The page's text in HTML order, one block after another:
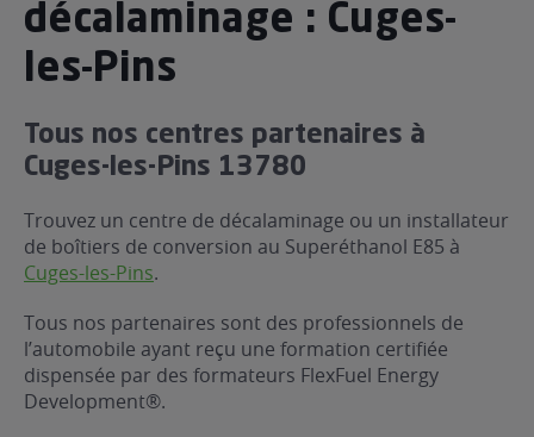
le Décalaminage
?
du carburant avec
le Superéthanol
garagiste
décalaminage : Cuges-
les-Pins
Tous nos centres partenaires à
Cuges-les-Pins 13780
Trouvez un centre de décalaminage ou un installateur
de boîtiers de conversion au Superéthanol E85 à
Cuges-les-Pins.
Tous nos partenaires sont des professionnels de
l’automobile ayant reçu une formation certifiée
dispensée par des formateurs FlexFuel Energy
Development®.